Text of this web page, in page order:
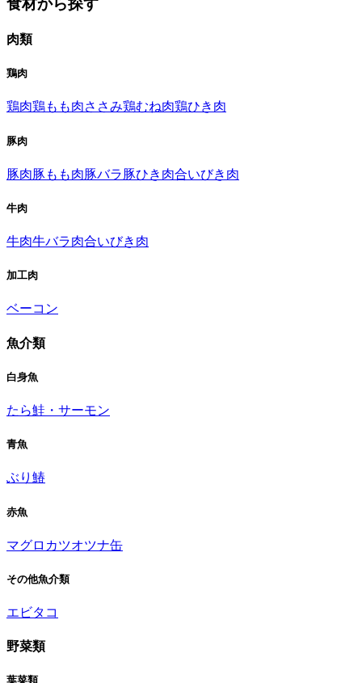
食材から探す
肉類
鶏肉
鶏肉鶏もも肉ささみ鶏むね肉鶏ひき肉
豚肉
豚肉豚もも肉豚バラ豚ひき肉合いびき肉
牛肉
牛肉牛バラ肉合いびき肉
加工肉
ベーコン
魚介類
白身魚
たら鮭・サーモン
青魚
ぶり 鰆
赤魚
マグロ カツオツナ缶
その他魚介類
エビタコ
野菜類
葉菜類